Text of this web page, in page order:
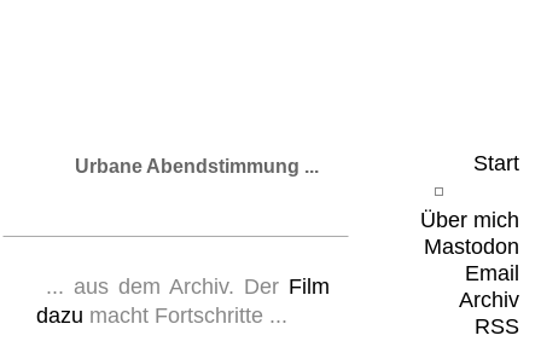
Start
Über mich
Mastodon
Email
Archiv
RSS
Urbane Abendstimmung ...
... aus dem Archiv. Der Film
dazu macht Fortschritte ...